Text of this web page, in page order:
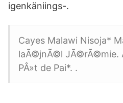
igenkäniings-.
Cayes Malawi Nisoja*
laÃ©jnÃ©l JÃ©rÃ©mie.
PÂ»t de Pai*. .